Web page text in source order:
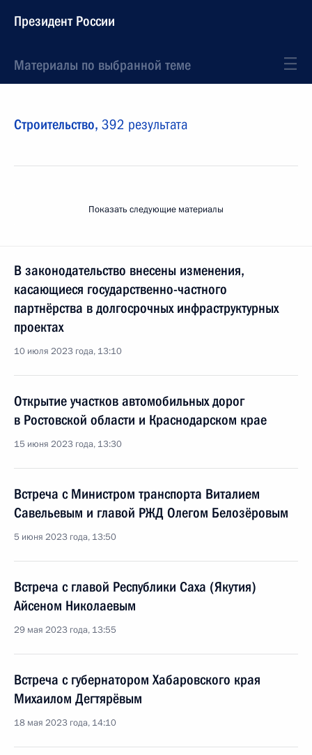
Президент России
Материалы по выбранной теме
Строительство, 392 результата
Показать следующие материалы
В законодательство внесены изменения,
касающиеся государственно-частного
партнёрства в долгосрочных инфраструктурных
проектах
10 июля 2023 года, 13:10
Открытие участков автомобильных дорог
в Ростовской области и Краснодарском крае
15 июня 2023 года, 13:30
Встреча с Министром транспорта Виталием
Савельевым и главой РЖД Олегом Белозёровым
5 июня 2023 года, 13:50
Встреча с главой Республики Саха (Якутия)
Айсеном Николаевым
29 мая 2023 года, 13:55
Встреча с губернатором Хабаровского края
Михаилом Дегтярёвым
18 мая 2023 года, 14:10